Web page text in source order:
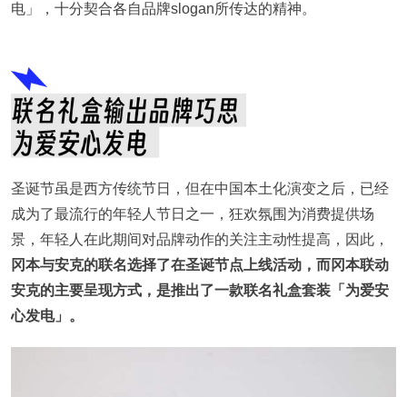
电」，十分契合各自品牌slogan所传达的精神。
圣诞节虽是西方传统节日，但在中国本土化演变之后，已经
成为了最流行的年轻人节日之一，狂欢氛围为消费提供场
景，年轻人在此期间对品牌动作的关注主动性提高，因此，
冈本与安克的联名选择了在圣诞节点上线活动，而冈本联动
安克的主要呈现方式，是推出了一款联名礼盒套装「为爱安
心发电」。